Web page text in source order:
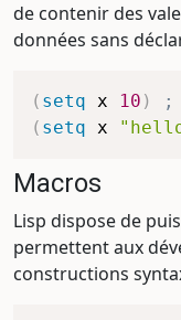
de contenir des
données sans
( setq x 10 )
;
( setq x
Macros
Lisp dispose de
permettent aux
constructions